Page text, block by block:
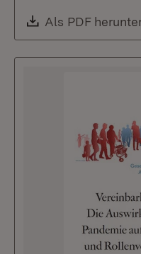
Download:
Als PDF